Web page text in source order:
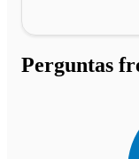
Perguntas